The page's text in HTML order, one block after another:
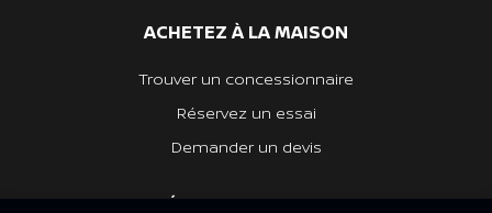
ACHETEZ À LA MAISON
Trouver un concessionnaire
Réservez un essai
Demander un devis
DÉCOUVREZ NISSAN